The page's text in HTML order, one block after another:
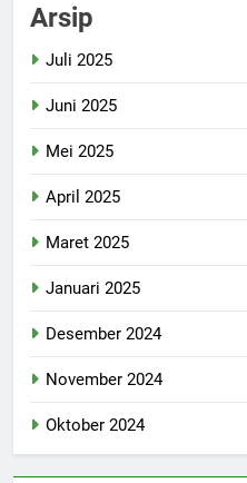
Arsip
Juli 2025
Juni 2025
Mei 2025
April 2025
Maret 2025
Januari 2025
Desember 2024
November 2024
Oktober 2024